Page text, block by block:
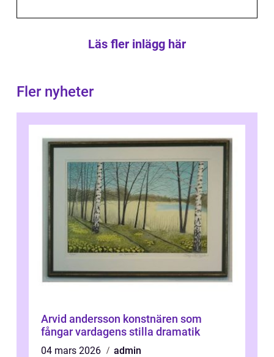
Läs fler inlägg här
Fler nyheter
Arvid andersson konstnären som
fångar vardagens stilla dramatik
04 mars 2026
admin